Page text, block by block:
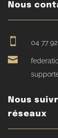
Nous
 04 77

Nous
réseaux